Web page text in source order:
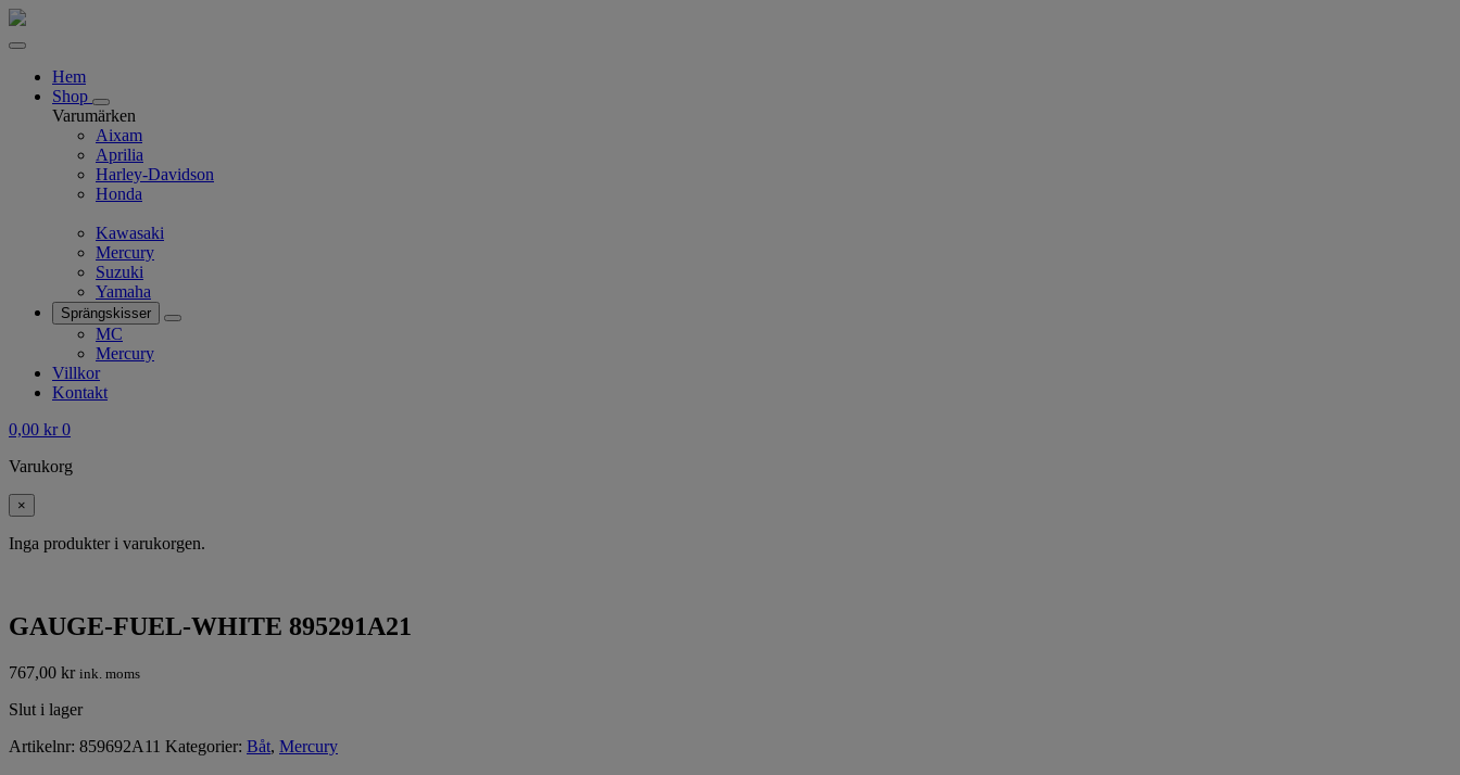
Hem
Shop
Varumärken
Aixam
Aprilia
Harley-Davidson
Honda
Kawasaki
Mercury
Suzuki
Yamaha
Sprängskisser
MC
Mercury
Villkor
Kontakt
0,00 kr 0
Varukorg
×
Inga produkter i varukorgen.
GAUGE-FUEL-WHITE 895291A21
767,00 kr ink. moms
Slut i lager
Artikelnr: 859692A11 Kategorier: Båt, Mercury